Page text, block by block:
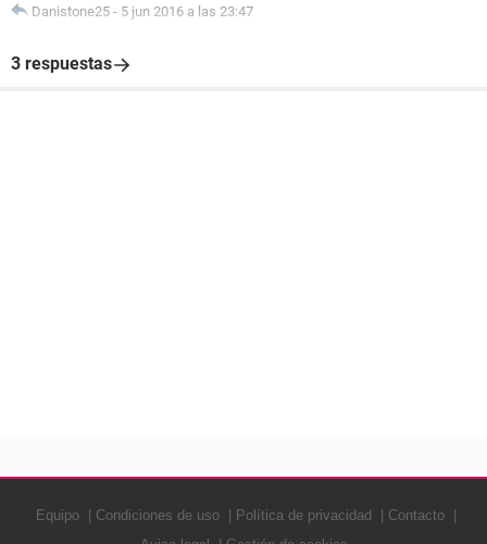
Danistone25 - 5 jun 2016 a las 23:47
3 respuestas
Equipo Condiciones de uso Política de privacidad
Contacto